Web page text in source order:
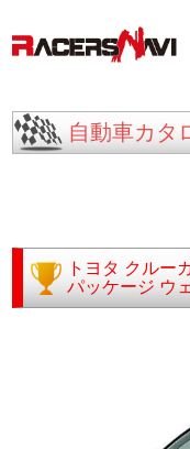
自動車カタ
トヨタ クルー
パッケージ ウ